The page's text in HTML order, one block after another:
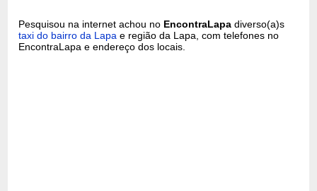
Pesquisou na internet achou no EncontraLapa diverso(a)s
taxi do bairro da Lapa e região da Lapa, com telefones no
EncontraLapa e endereço dos locais.